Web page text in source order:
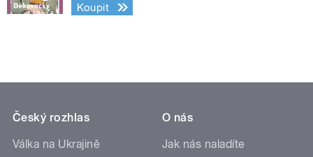
Koupit
Český rozhlas
Válka na Ukrajině
O nás
Jak nás naladíte